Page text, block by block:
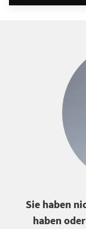
Sie haben
haben